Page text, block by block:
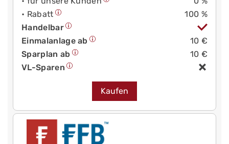
• Rabatt
100 %
Handelbar
Einmalanlage ab
10 €
Sparplan ab
10 €
VL-Sparen
Kaufen